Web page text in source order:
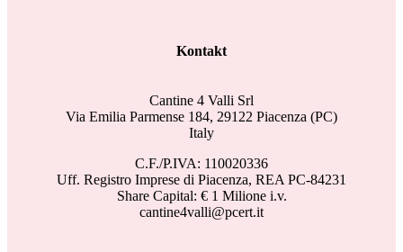
Kontakt
Cantine 4 Valli Srl
Via Emilia Parmense 184, 29122 Piacenza (PC)
Italy
C.F./P.IVA: 110020336
Uff. Registro Imprese di Piacenza, REA PC-84231
Share Capital: € 1 Milione i.v.
cantine4valli@pcert.it